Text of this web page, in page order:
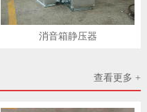
消音箱静压器
查看更多 +